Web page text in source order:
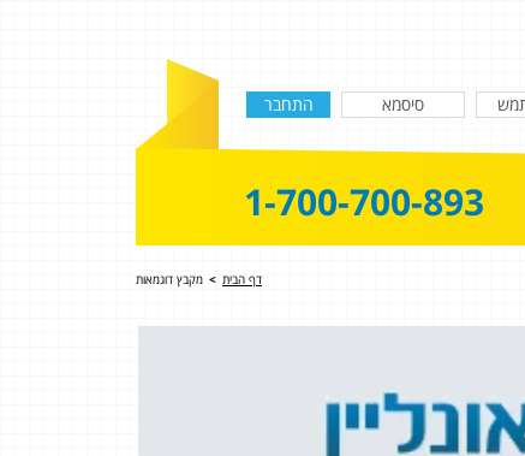
1-700-700-893
דף הבית > מקבץ דוגמאות